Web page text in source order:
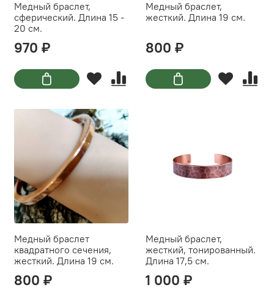
Медный браслет,
сферический. Длина 15 -
20 см.
970 ₽
Медный браслет,
жесткий. Длина 19 см.
800 ₽
Медный браслет
квадратного сечения,
жесткий. Длина 19 см.
800 ₽
Медный браслет,
жесткий, тонированный.
Длина 17,5 см.
1 000 ₽